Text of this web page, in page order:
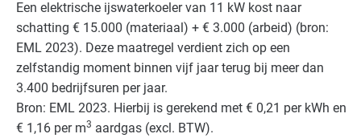
Een elektrische ijswaterkoeler van 11 kW kost naar
schatting € 15.000 (materiaal) + € 3.000 (arbeid) (bron:
EML 2023). Deze maatregel verdient zich op een
zelfstandig moment binnen vijf jaar terug bij meer dan
3.400 bedrijfsuren per jaar.
Bron: EML 2023. Hierbij is gerekend met € 0,21 per kWh en
€ 1,16 per m3 aardgas (excl. BTW).